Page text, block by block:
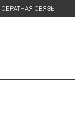
ОБРАТНАЯ СВЯЗЬ